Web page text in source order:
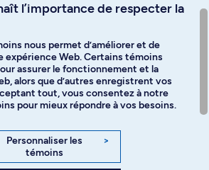
Instagram
YouTube
l’importance de respecter la
nous permet d’améliorer et de
expérience Web. Certains témoins
assurer le fonctionnement et la
alors que d’autres enregistrent vos
tout, vous consentez à notre
pour mieux répondre à vos besoins.
Personnaliser les
témoins
>